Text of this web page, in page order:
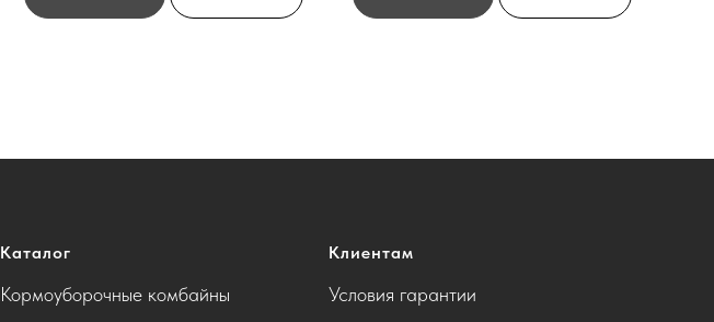
Каталог
Кормоуборочные комбайны
Клиентам
Условия гарантии